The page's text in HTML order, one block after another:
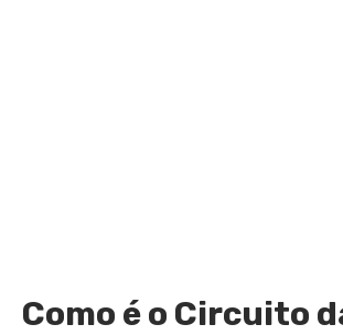
Como é o Circuito